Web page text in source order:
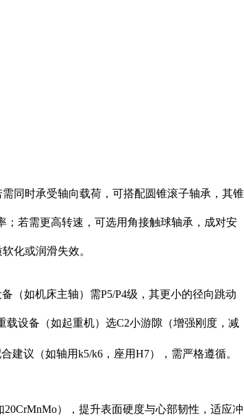
同时承受轴向载荷，可搭配圆锥滚子轴承，其锥
；若需更高转速，可选用角接触球轴承，成对安
化或润滑失效。
（如机床主轴）需P5/P4级，其更小的径向跳动
设备（如起重机）选C2小游隙（增强刚度，减
建议（如轴用k5/k6，座用H7），需严格遵循。
），提升表面硬度与心部韧性，适应冲